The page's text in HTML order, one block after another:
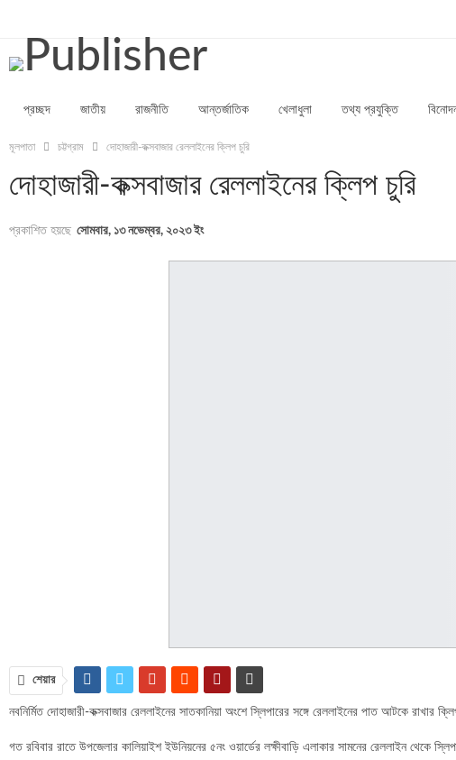
প্রচ্ছদ জাতীয় রাজনীতি আন্তর্জাতিক খেলাধুলা তথ্য প্রযুক্তি
মূলপাতা চট্টগ্রাম দোহাজারী-কক্সবাজার রেললাইনের ক্লিপ চুরি
দোহাজারী-কক্সবাজার রেললাইনের ক্লিপ চুরি
প্রকাশিত হয়ছে সোমবার, ১৩ নভেম্বর, ২০২৩ ইং
শেয়ার
নবনির্মিত দোহাজারী-কক্সবাজার রেললাইনের সাতকানিয়া অংশে স্লিপারের সঙ্গে রেললাইনের পাত আটকে রাখার
গত রবিবার রাতে উপজেলার কালিয়াইশ ইউনিয়নের ৫নং ওয়ার্ডের লক্ষীবাড়ি এলাকার সামনের রেললাইন থেকে